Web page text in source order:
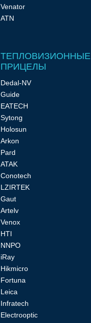
Venator
ATN
ТЕПЛОВИЗИОННЫЕ
ПРИЦЕЛЫ
Dedal-NV
Guide
EATECH
Sytong
Holosun
Arkon
Pard
ATAK
Conotech
LZIRTEK
Gaut
Artelv
Venox
HTI
NNPO
iRay
Hikmicro
Fortuna
Leica
Infratech
Electrooptic